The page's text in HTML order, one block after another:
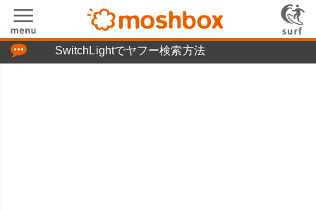
SwitchLightでヤフー検索方法
「つぶやき」の使い方